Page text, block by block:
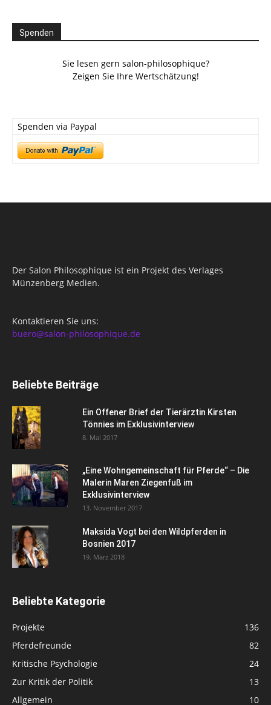
Spenden
Sie lesen gern salon-philosophique?
Zeigen Sie Ihre Wertschätzung!
Spenden via Paypal
Der Salon Philosophique ist ein Projekt des Verlages
Münzenberg Medien.
Kontaktieren Sie uns:
buero@salon-philosophique.de
Beliebte Beiträge
Ein Offener Brief der Tierärztin Kirsten
Tönnies im Exklusivinterview
8. Mai 2017
„Eine Wohngemeinschaft für Pferde“ – Die
Malerin Maren Ziegenfuß im
Exklusivinterview
13. November 2017
Maksida Vogt bei den Wildpferden in
Bosnien 2017
19. März 2018
Beliebte Kategorie
Projekte
136
Pferdefreunde
82
Kritische Psychologie
24
Zur Kritik der Politik
13
Allgemein
10